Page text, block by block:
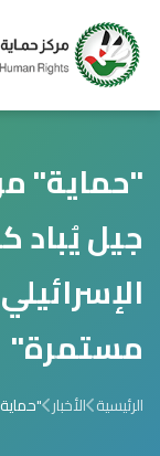
"حماية"
جيل يُباد
مستمرة"
الرئيسية الأخبار